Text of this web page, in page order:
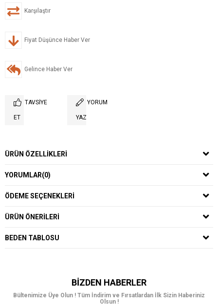
Karşılaştır
Fiyat Düşünce Haber Ver
Gelince Haber Ver
TAVSIYE
ET
YORUM
YAZ
ÜRÜN ÖZELLIKLERI
YORUMLAR(0)
ÖDEME SEÇENEKLERI
ÜRÜN ÖNERILERI
BEDEN TABLOSU
BIZDEN HABERLER
Bültenimize Üye Olun ! Tüm İndirim ve Fırsatlardan İlk Sizin Haberiniz
Olsun !